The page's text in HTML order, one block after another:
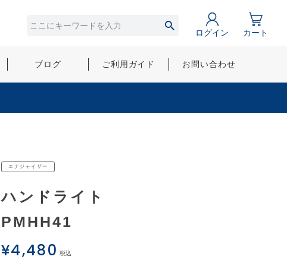
ログイン カート
ブログ ご利用ガイド お問い合わせ
エナジャイザー
ハンドライト
PMHH41
¥4,480 税込